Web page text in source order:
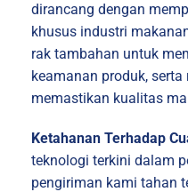
dirancang dengan
khusus industri
rak tambahan untuk
keamanan produk,
memastikan kualitas
Ketahanan Terhadap
teknologi terkini dalam
pengiriman kami tahan